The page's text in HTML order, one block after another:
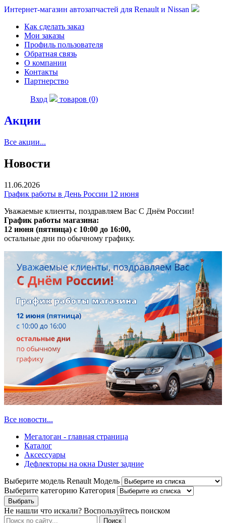
Интернет-магазин автозапчастей для Renault и Nissan
Как сделать заказ
Мои заказы
Профиль пользователя
Обратная связь
О компании
Контакты
Партнерство
Вход товаров (0)
Акции
Все акции...
Новости
11.06.2026
График работы в День России 12 июня
Уважаемые клиенты, поздравляем Вас С Днём России!
График работы магазина:
12 июня (пятница) с 10:00 до 16:00,
остальные дни по обычному графику.
Все новости...
Мегалоган - главная страница
Каталог
Аксессуары
Дефлекторы на окна Duster задние
Выберите модель Renault Модель
Выберите категорию Категория
Не нашли что искали? Воспользуйтесь поиском